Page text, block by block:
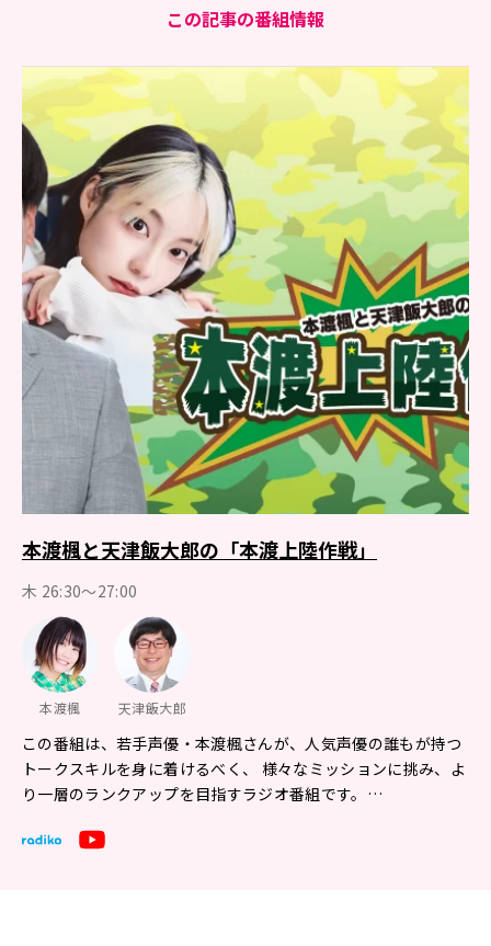
この記事の番組情報
本渡楓と天津飯大郎の「本渡上陸作戦」
木 26:30～27:00
本渡楓 天津飯大郎
この番組は、若手声優・本渡楓さんが、人気声優の誰もが持つ
トークスキルを身に着けるべく、 様々なミッションに挑み、よ
り一層のランクアップを目指すラジオ番組です。…